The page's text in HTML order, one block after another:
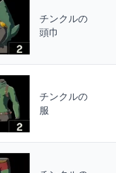
チンクルの
頭巾
チンクルの
服